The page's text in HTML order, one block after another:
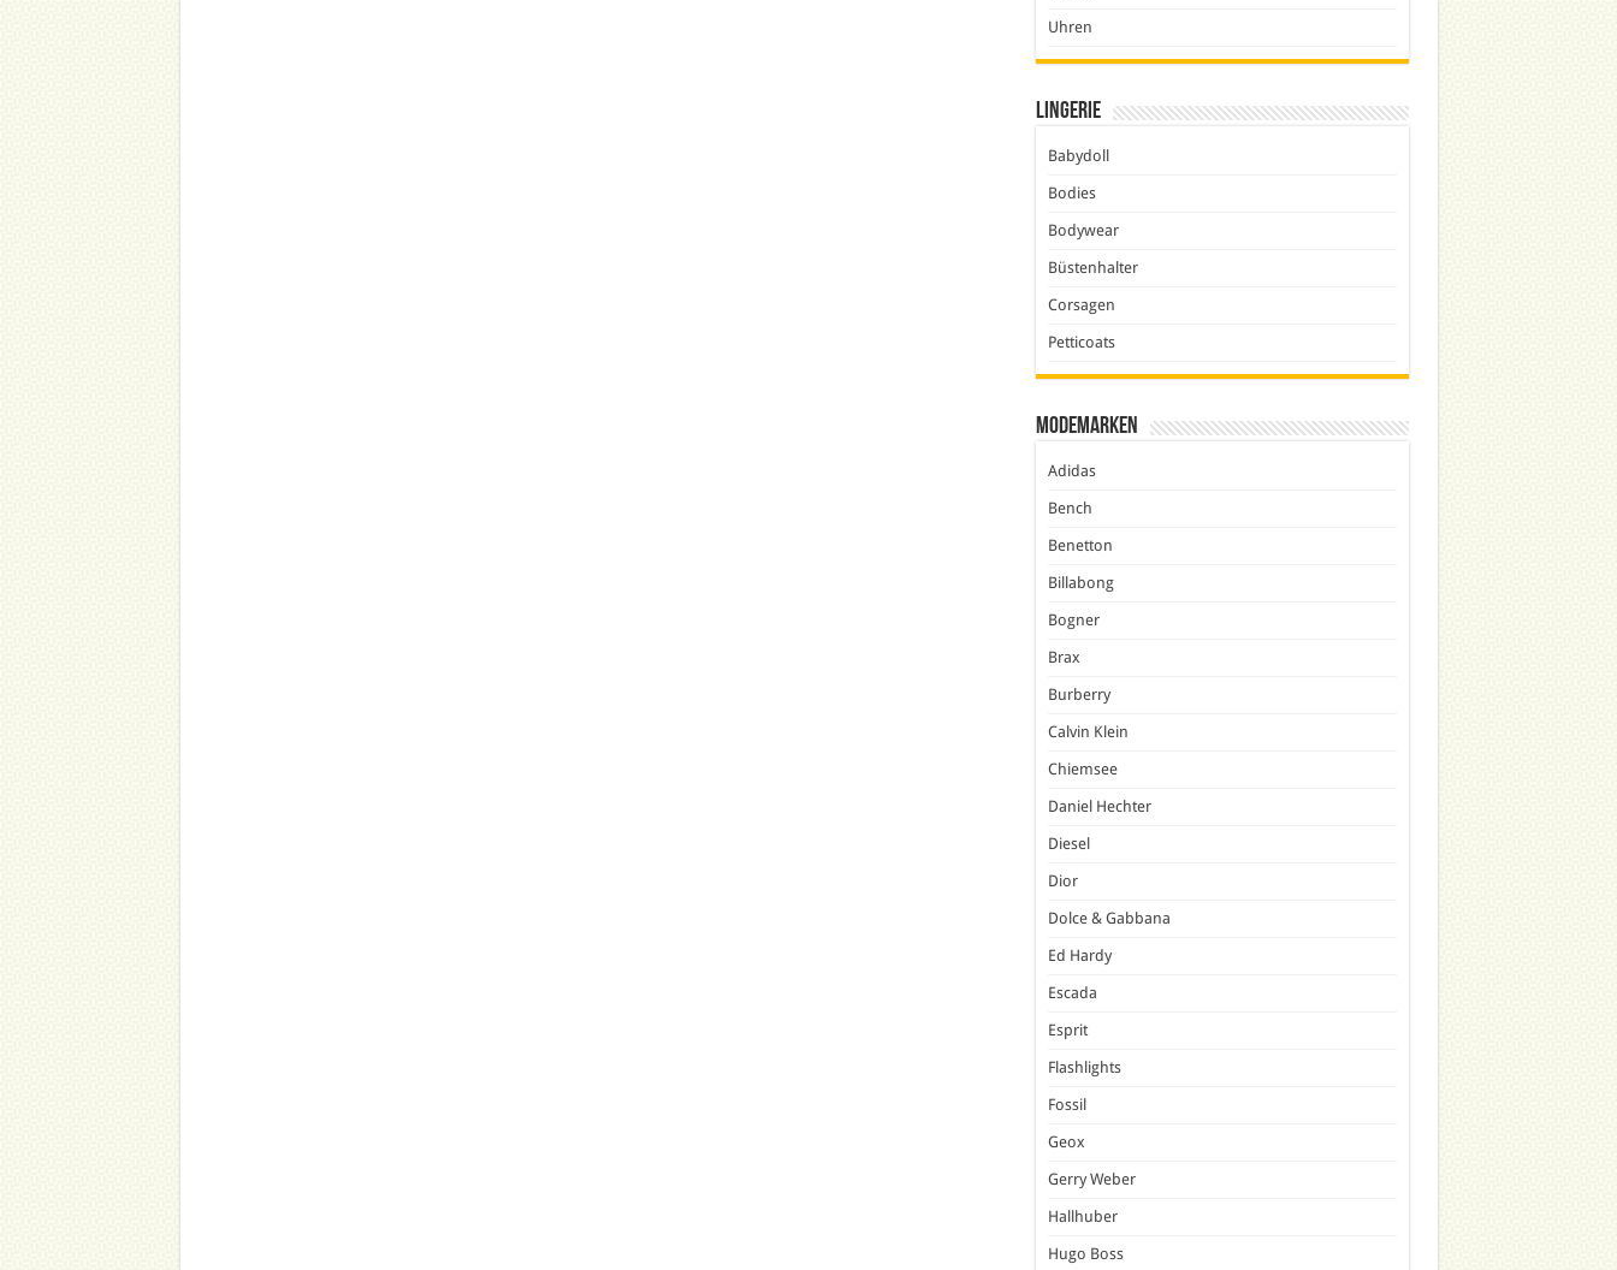
Uhren
Lingerie
Babydoll
Bodies
Bodywear
Büstenhalter
Corsagen
Petticoats
Modemarken
Adidas
Bench
Benetton
Billabong
Bogner
Brax
Burberry
Calvin Klein
Chiemsee
Daniel Hechter
Diesel
Dior
Dolce & Gabbana
Ed Hardy
Escada
Esprit
Flashlights
Fossil
Geox
Gerry Weber
Hallhuber
Hugo Boss